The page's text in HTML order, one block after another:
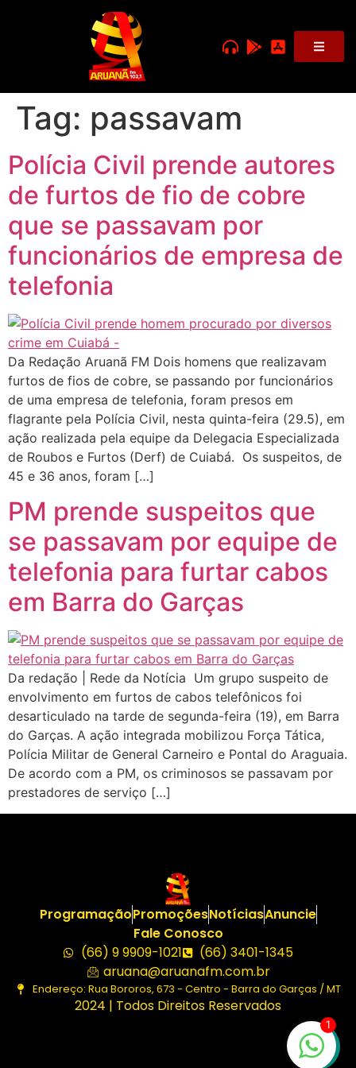
Tag: passavam
Polícia Civil prende autores
de furtos de fio de cobre
que se passavam por
funcionários de empresa de
telefonia
Da Redação Aruanã FM Dois homens que realizavam
furtos de fios de cobre, se passando por funcionários
de uma empresa de telefonia, foram presos em
flagrante pela Polícia Civil, nesta quinta-feira (29.5), em
ação realizada pela equipe da Delegacia Especializada
de Roubos e Furtos (Derf) de Cuiabá. Os suspeitos, de
45 e 36 anos, foram […]
PM prende suspeitos que
se passavam por equipe de
telefonia para furtar cabos
em Barra do Garças
Da redação | Rede da Notícia Um grupo suspeito de
envolvimento em furtos de cabos telefônicos foi
desarticulado na tarde de segunda-feira (19), em Barra
do Garças. A ação integrada mobilizou Força Tática,
Polícia Militar de General Carneiro e Pontal do Araguaia.
De acordo com a PM, os criminosos se passavam por
prestadores de serviço […]
ProgramaçãoPromoçõesNotíciasAnuncie
Fale Conosco
(66) 9 9909-1021
(66) 3401-1345
aruana@aruanafm.com.br
Endereço: Rua Bororos, 673 - Centro - Barra do Garças / MT
2024 | Todos Direitos Reservados
1